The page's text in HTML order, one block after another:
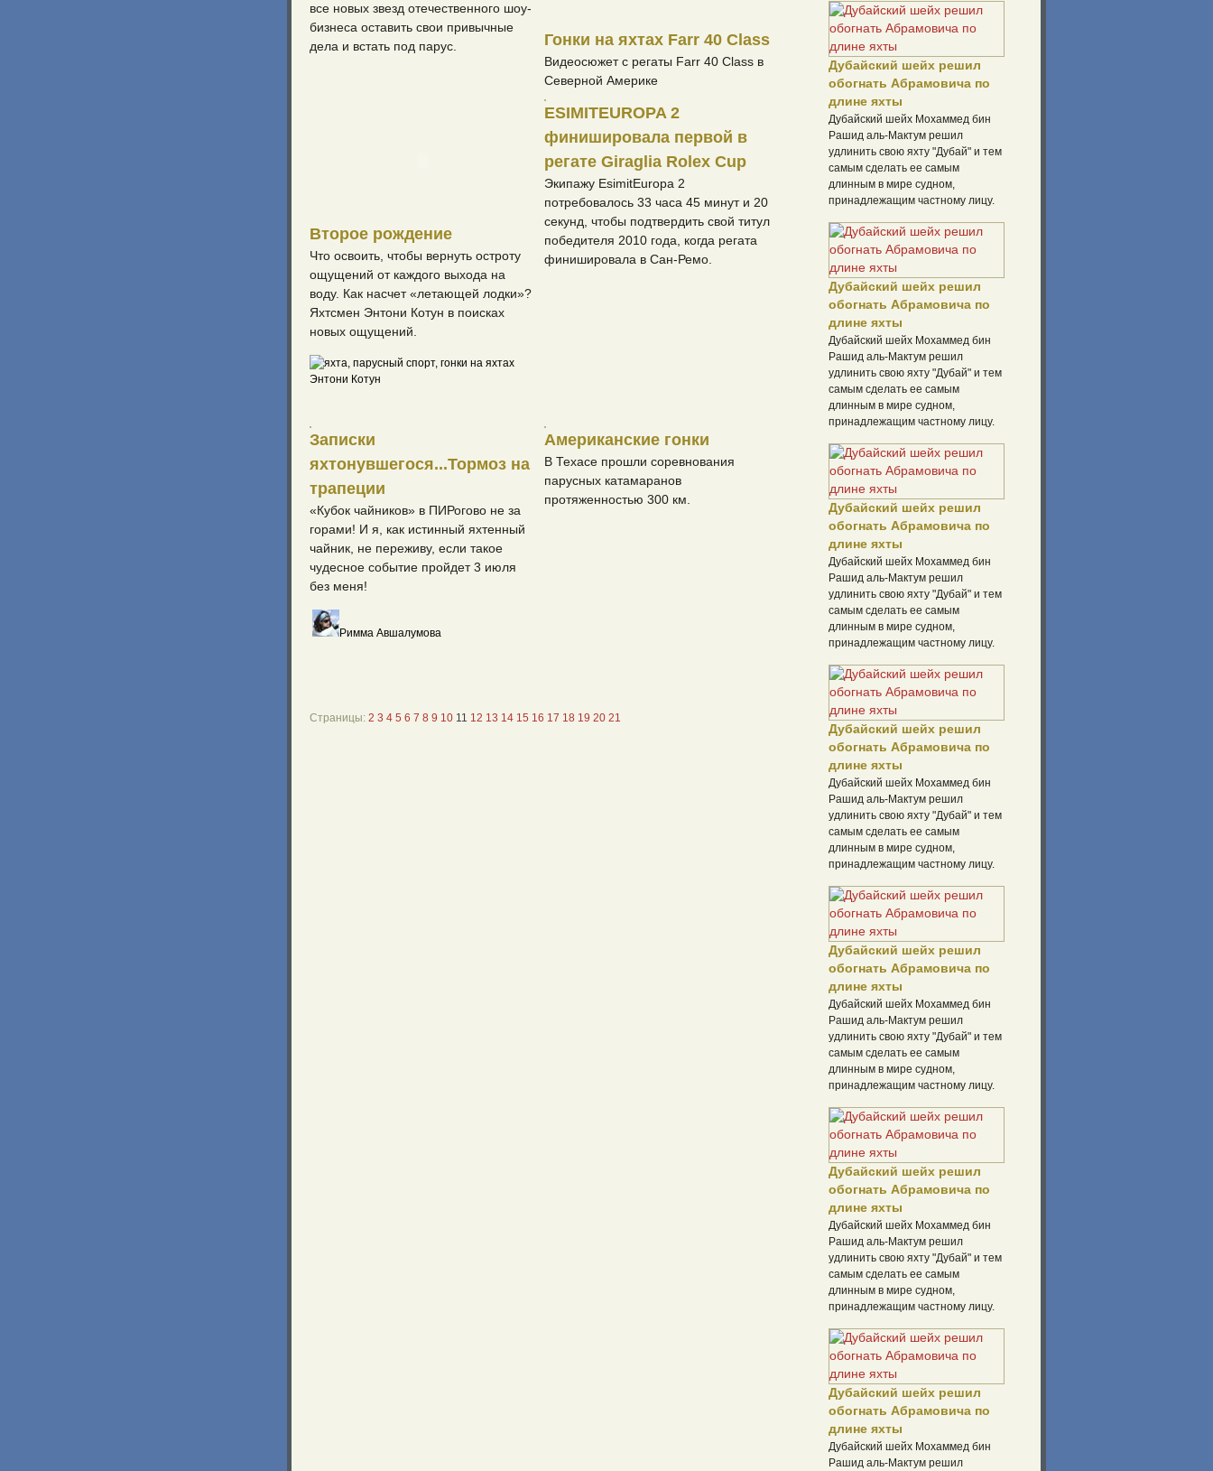
все новых звезд отечественного шоу-
бизнеса оставить свои привычные
дела и встать под парус.
Гонки на яхтах Farr 40 Class
Видеосюжет с регаты Farr 40 Class в
Северной Америке
Второе рождение
Что освоить, чтобы вернуть остроту
ощущений от каждого выхода на
воду. Как насчет «летающей лодки»?
Яхтсмен Энтони Котун в поисках
новых ощущений.
Энтони Котун
ESIMITEUROPA 2
финишировала первой в
регате Giraglia Rolex Cup
Экипажу EsimitEuropa 2
потребовалось 33 часа 45 минут и 20
секунд, чтобы подтвердить свой титул
победителя 2010 года, когда регата
финишировала в Сан-Ремо.
Записки
яхтонувшегося...Тормоз на
трапеции
«Кубок чайников» в ПИРогово не за
горами! И я, как истинный яхтенный
чайник, не переживу, если такое
чудесное событие пройдет 3 июля
без меня!
Римма Авшалумова
Американские гонки
В Техасе прошли соревнования
парусных катамаранов
протяженностью 300 км.
Страницы: 2 3 4 5 6 7 8 9 10 11 12 13 14 15 16 17 18 19 20 21
Дубайский шейх решил
обогнать Абрамовича по
длине яхты
Дубайский шейх Мохаммед бин
Рашид аль-Мактум решил
удлинить свою яхту "Дубай" и тем
самым сделать ее самым
длинным в мире судном,
принадлежащим частному лицу.
Дубайский шейх решил
обогнать Абрамовича по
длине яхты
Дубайский шейх Мохаммед бин
Рашид аль-Мактум решил
удлинить свою яхту "Дубай" и тем
самым сделать ее самым
длинным в мире судном,
принадлежащим частному лицу.
Дубайский шейх решил
обогнать Абрамовича по
длине яхты
Дубайский шейх Мохаммед бин
Рашид аль-Мактум решил
удлинить свою яхту "Дубай" и тем
самым сделать ее самым
длинным в мире судном,
принадлежащим частному лицу.
Дубайский шейх решил
обогнать Абрамовича по
длине яхты
Дубайский шейх Мохаммед бин
Рашид аль-Мактум решил
удлинить свою яхту "Дубай" и тем
самым сделать ее самым
длинным в мире судном,
принадлежащим частному лицу.
Дубайский шейх решил
обогнать Абрамовича по
длине яхты
Дубайский шейх Мохаммед бин
Рашид аль-Мактум решил
удлинить свою яхту "Дубай" и тем
самым сделать ее самым
длинным в мире судном,
принадлежащим частному лицу.
Дубайский шейх решил
обогнать Абрамовича по
длине яхты
Дубайский шейх Мохаммед бин
Рашид аль-Мактум решил
удлинить свою яхту "Дубай" и тем
самым сделать ее самым
длинным в мире судном,
принадлежащим частному лицу.
Дубайский шейх решил
обогнать Абрамовича по
длине яхты
Дубайский шейх Мохаммед бин
Рашид аль-Мактум решил